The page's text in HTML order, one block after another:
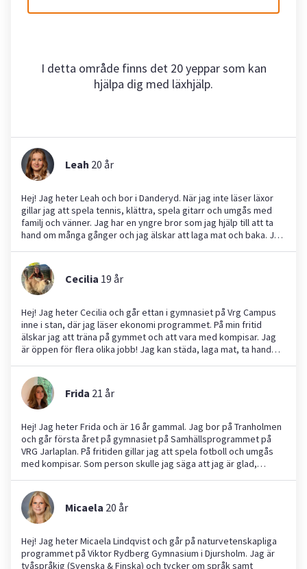
I detta område finns det 20 yeppar som kan
hjälpa dig med läxhjälp.
Leah 20 år
Hej! Jag heter Leah och bor i Danderyd. När jag inte läser läxor
gillar jag att spela tennis, klättra, spela gitarr och umgås med
familj och vänner. Jag har en yngre bror som jag hjälp till att ta
hand om många gånger och jag älskar att laga mat och baka. Jag
men jag kan även hjälpa till med hämtning och lämning på dagis,
matlagning och att handla. Jag pratar tre språk flytande,
svenska, engelska och franska och jag pluggar även spanska
och tyska. Jag tycker om att hjälpa andra, är positiv,
pedagogisk, noggrann & någon ni kan lita på. Jag söker jobb i
Danderyd.
Cecilia 19 år
Hej! Jag heter Cecilia och går ettan i gymnasiet på Vrg Campus
inne i stan, där jag läser ekonomi programmet. På min fritid
älskar jag att träna på gymmet och att vara med kompisar. Jag
är öppen för flera olika jobb! Jag kan städa, laga mat, ta hand
som var 5-7 år så har erfarenhet, har dessutom barnvaktat för
en familj innan. Andra erfarenheter jag har kommer från prao. Har
då jobbat mycket inom service, servering och städning. Jag
tycker att jag är en bra person att anlita eftersom att jag tar mitt
jobb seriöst och lyssnar på instruktioner bra!☺️
Frida 21 år
Hej! Jag heter Frida och är 16 år gammal. Jag bor på Tranholmen
och går första året på gymnasiet på Samhällsprogrammet på
VRG Jarlaplan. På fritiden gillar jag att spela fotboll och umgås
med kompisar. Som person skulle jag säga att jag är glad,
gärna hjälpa dig med jobb som tex barnvakt, läxhjälp och ta hand
om djur. Jag har mycket tidigare erfarenhet då jag jobbat som
barnvakt, tagit hand om en pojke med Downs syndrom och
hjälpt honom med läxorna, varit fotbollstränare, drivit ett litet
café och strukit skjortor.
Micaela 20 år
Hej! Jag heter Micaela Lindqvist och går på naturvetenskapliga
programmet på Viktor Rydberg Gymnasium i Djursholm. Jag är
tvåspråkig (Svenska & Finska) och tycker om språk samt